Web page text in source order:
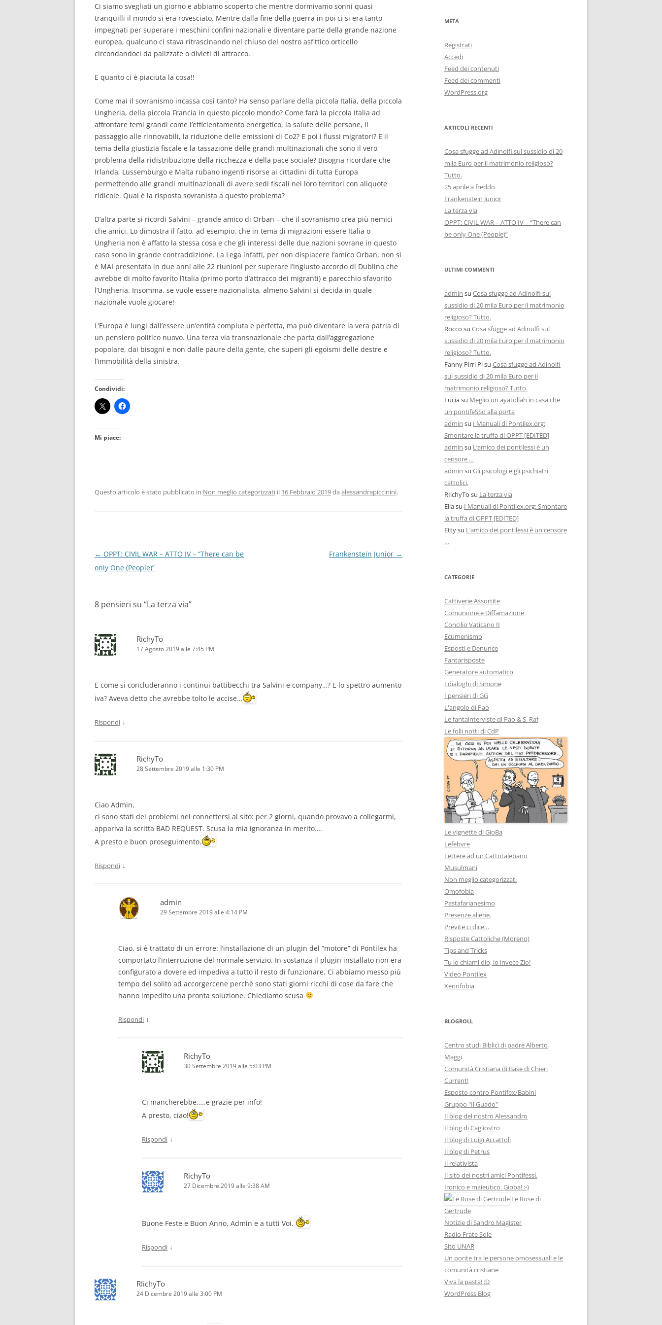
Ci siamo svegliati un giorno e abbiamo scoperto che mentre dormivamo sonni quasi
tranquilli il mondo si era rovesciato. Mentre dalla fine della guerra in poi ci si era tanto
impegnati per superare i meschini confini nazionali e diventare parte della grande nazione
europea, qualcuno ci stava ritrascinando nel chiuso del nostro asfittico orticello
circondandoci da palizzate o divieti di attracco.
E quanto ci è piaciuta la cosa!!
Come mai il sovranismo incassa così tanto? Ha senso parlare della piccola Italia, della piccola
Ungheria, della piccola Francia in questo piccolo mondo? Come farà la piccola Italia ad
affrontare temi grandi come l’efficientamento energetico, la salute delle persone, il
passaggio alle rinnovabili, la riduzione delle emissioni di Co2? E poi i flussi migratori? E il
tema della giustizia fiscale e la tassazione delle grandi multinazionali che sono il vero
problema della ridistribuzione della ricchezza e della pace sociale? Bisogna ricordare che
Irlanda, Lussemburgo e Malta rubano ingenti risorse ai cittadini di tutta Europa
permettendo alle grandi multinazionali di avere sedi fiscali nei loro territori con aliquote
ridicole. Qual è la risposta sovranista a questo problema?
D’altra parte si ricordi Salvini – grande amico di Orban – che il sovranismo crea più nemici
che amici. Lo dimostra il fatto, ad esempio, che in tema di migrazioni essere Italia o
Ungheria non è affatto la stessa cosa e che gli interessi delle due nazioni sovrane in questo
caso sono in grande contraddizione. La Lega infatti, per non dispiacere l’amico Orban, non si
è MAI presentata in due anni alle 22 riunioni per superare l’ingiusto accordo di Dublino che
avrebbe di molto favorito l’Italia (primo porto d’attracco dei migranti) e parecchio sfavorito
l’Ungheria. Insomma, se vuole essere nazionalista, almeno Salvini si decida in quale
nazionale vuole giocare!
L’Europa è lungi dall’essere un’entità compiuta e perfetta, ma può diventare la vera patria di
un pensiero politico nuovo. Una terza via transnazionale che parta dall’aggregazione
popolare, dai bisogni e non dalle paure della gente, che superi gli egoismi delle destre e
l’immobilità della sinistra.
Condividi:
Mi piace:
Questo articolo è stato pubblicato in Non meglio categorizzati il 16 Febbraio 2019da alessandrapiccinini.
Navigazione
articolo
← OPPT: CIVIL WAR – ATTO IV – “There can be
only One (People)”
Frankenstein Junior →
8 pensieri su “La terza via”
RichyTo
17 Agosto 2019 alle 7:45 PM
E come si concluderanno i continui battibecchi tra Salvini e company…? E lo spettro aumento
iva? Aveva detto che avrebbe tolto le accise…
Rispondi ↓
RichyTo
28 Settembre 2019 alle 1:30 PM
Ciao Admin,
ci sono stati dei problemi nel connettersi al sito: per 2 giorni, quando provavo a collegarmi,
appariva la scritta BAD REQUEST. Scusa la mia ignoranza in merito….
A presto e buon proseguimento.
Rispondi ↓
admin
29 Settembre 2019 alle 4:14 PM
Ciao, si è trattato di un errore: l’installazione di un plugin del “motore” di Pontilex ha
comportato l’interruzione del normale servizio. In sostanza il plugin installato non era
configurato a dovere ed impediva a tutto il resto di funzionare. Ci abbiamo messo più
tempo del solito ad accorgercene perchè sono stati giorni ricchi di cose da fare che
hanno impedito una pronta soluzione. Chiediamo scusa
Rispondi ↓
RichyTo
30 Settembre 2019 alle 5:03 PM
Ci mancherebbe…..e grazie per info!
A presto, ciao!
Rispondi ↓
RichyTo
27 Dicembre 2019 alle 9:38 AM
Buone Feste e Buon Anno, Admin e a tutti Voi.
Rispondi ↓
RIichyTo
24 Dicembre 2019 alle 3:00 PM
META
Registrati
Accedi
Feed dei contenuti
Feed dei commenti
WordPress.org
ARTICOLI RECENTI
Cosa sfugge ad Adinolfi sul sussidio di 20
mila Euro per il matrimonio religioso?
Tutto.
25 aprile a freddo
Frankenstein Junior
La terza via
OPPT: CIVIL WAR – ATTO IV – “There can
be only One (People)”
ULTIMI COMMENTI
admin su Cosa sfugge ad Adinolfi sul
sussidio di 20 mila Euro per il matrimonio
religioso? Tutto.
Rocco su Cosa sfugge ad Adinolfi sul
sussidio di 20 mila Euro per il matrimonio
religioso? Tutto.
Fanny Pirri Pisu Cosa sfugge ad Adinolfi
sul sussidio di 20 mila Euro per il
matrimonio religioso? Tutto.
Luciasu Meglio un ayatollah in casa che
un pontifeSSo alla porta
admin su I Manuali di Pontilex.org:
Smontare la truffa di OPPT [EDITED]
admin su L’amico dei pontilessi è un
censore …
admin su Gli psicologi e gli psichiatri
cattolici.
RIichyTo su La terza via
Eliasu I Manuali di Pontilex.org: Smontare
la truffa di OPPT [EDITED]
Ettysu L’amico dei pontilessi è un censore
…
CATEGORIE
Cattiverie Assortite
Comunione e Diffamazione
Concilio Vaticano II
Ecumenismo
Esposti e Denunce
Fantarisposte
Generatore automatico
I dialoghi di Simone
I pensieri di GG
L'angolo di Pao
Le fantainterviste di Pao & S_Raf
Le folli notti di CdP
Le vignette di GioBa
Lefebvre
Lettere ad un Cattotalebano
Musulmani
Non meglio categorizzati
Omofobia
Pastafarianesimo
Presenze aliene.
Previte ci dice…
Risposte Cattoliche (Moreno)
Tips and Tricks
Tu lo chiami dio, io invece Zio!
Video Pontilex
Xenofobia
BLOGROLL
Centro studi Biblici di padre Alberto
Maggi.
Comunità Cristiana di Base di Chieri
Current!
Esposto contro Pontifex/Babini
Gruppo "Il Guado"
Il blog del nostro Alessandro
Il blog di Cagliostro
Il blog di Luigi Accattoli
Il blog di Petrus
Il relativista
Il sito dei nostri amici Pontifessi.
Ironico e maieutico. Gioba! :-)
Le Rose di
Gertrude
Notizie di Sandro Magister
Radio Frate Sole
Sito UNAR
Un ponte tra le persone omosessuali e le
comunità cristiane
Viva la pasta! :D
WordPress Blog